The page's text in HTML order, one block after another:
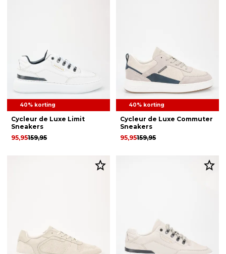
40% korting
Cycleur de Luxe Limit
Sneakers
159,95
95,95
40% korting
Cycleur de Luxe Commuter
Sneakers
159,95
95,95